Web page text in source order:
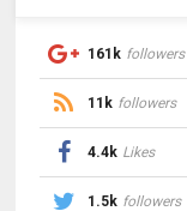
161k followers
11k followers
4.4k Likes
1.5k followers